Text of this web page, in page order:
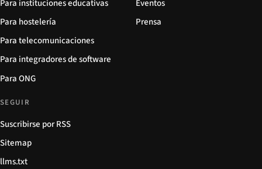
Para instituciones educativas
Para hostelería
Para telecomunicaciones
Para integradores de software
Para ONG
Eventos
Prensa
SEGUIR
Suscribirse por RSS
Sitemap
llms.txt